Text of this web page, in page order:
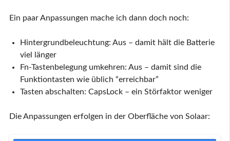
Ein paar Anpassungen mache ich dann doch noch:
Hintergrundbeleuchtung: Aus – damit hält die Batterie
viel länger
Fn-Tastenbelegung umkehren: Aus – damit sind die
Funktiontasten wie üblich “erreichbar”
Tasten abschalten: CapsLock – ein Störfaktor weniger
Die Anpassungen erfolgen in der Oberfläche von Solaar: